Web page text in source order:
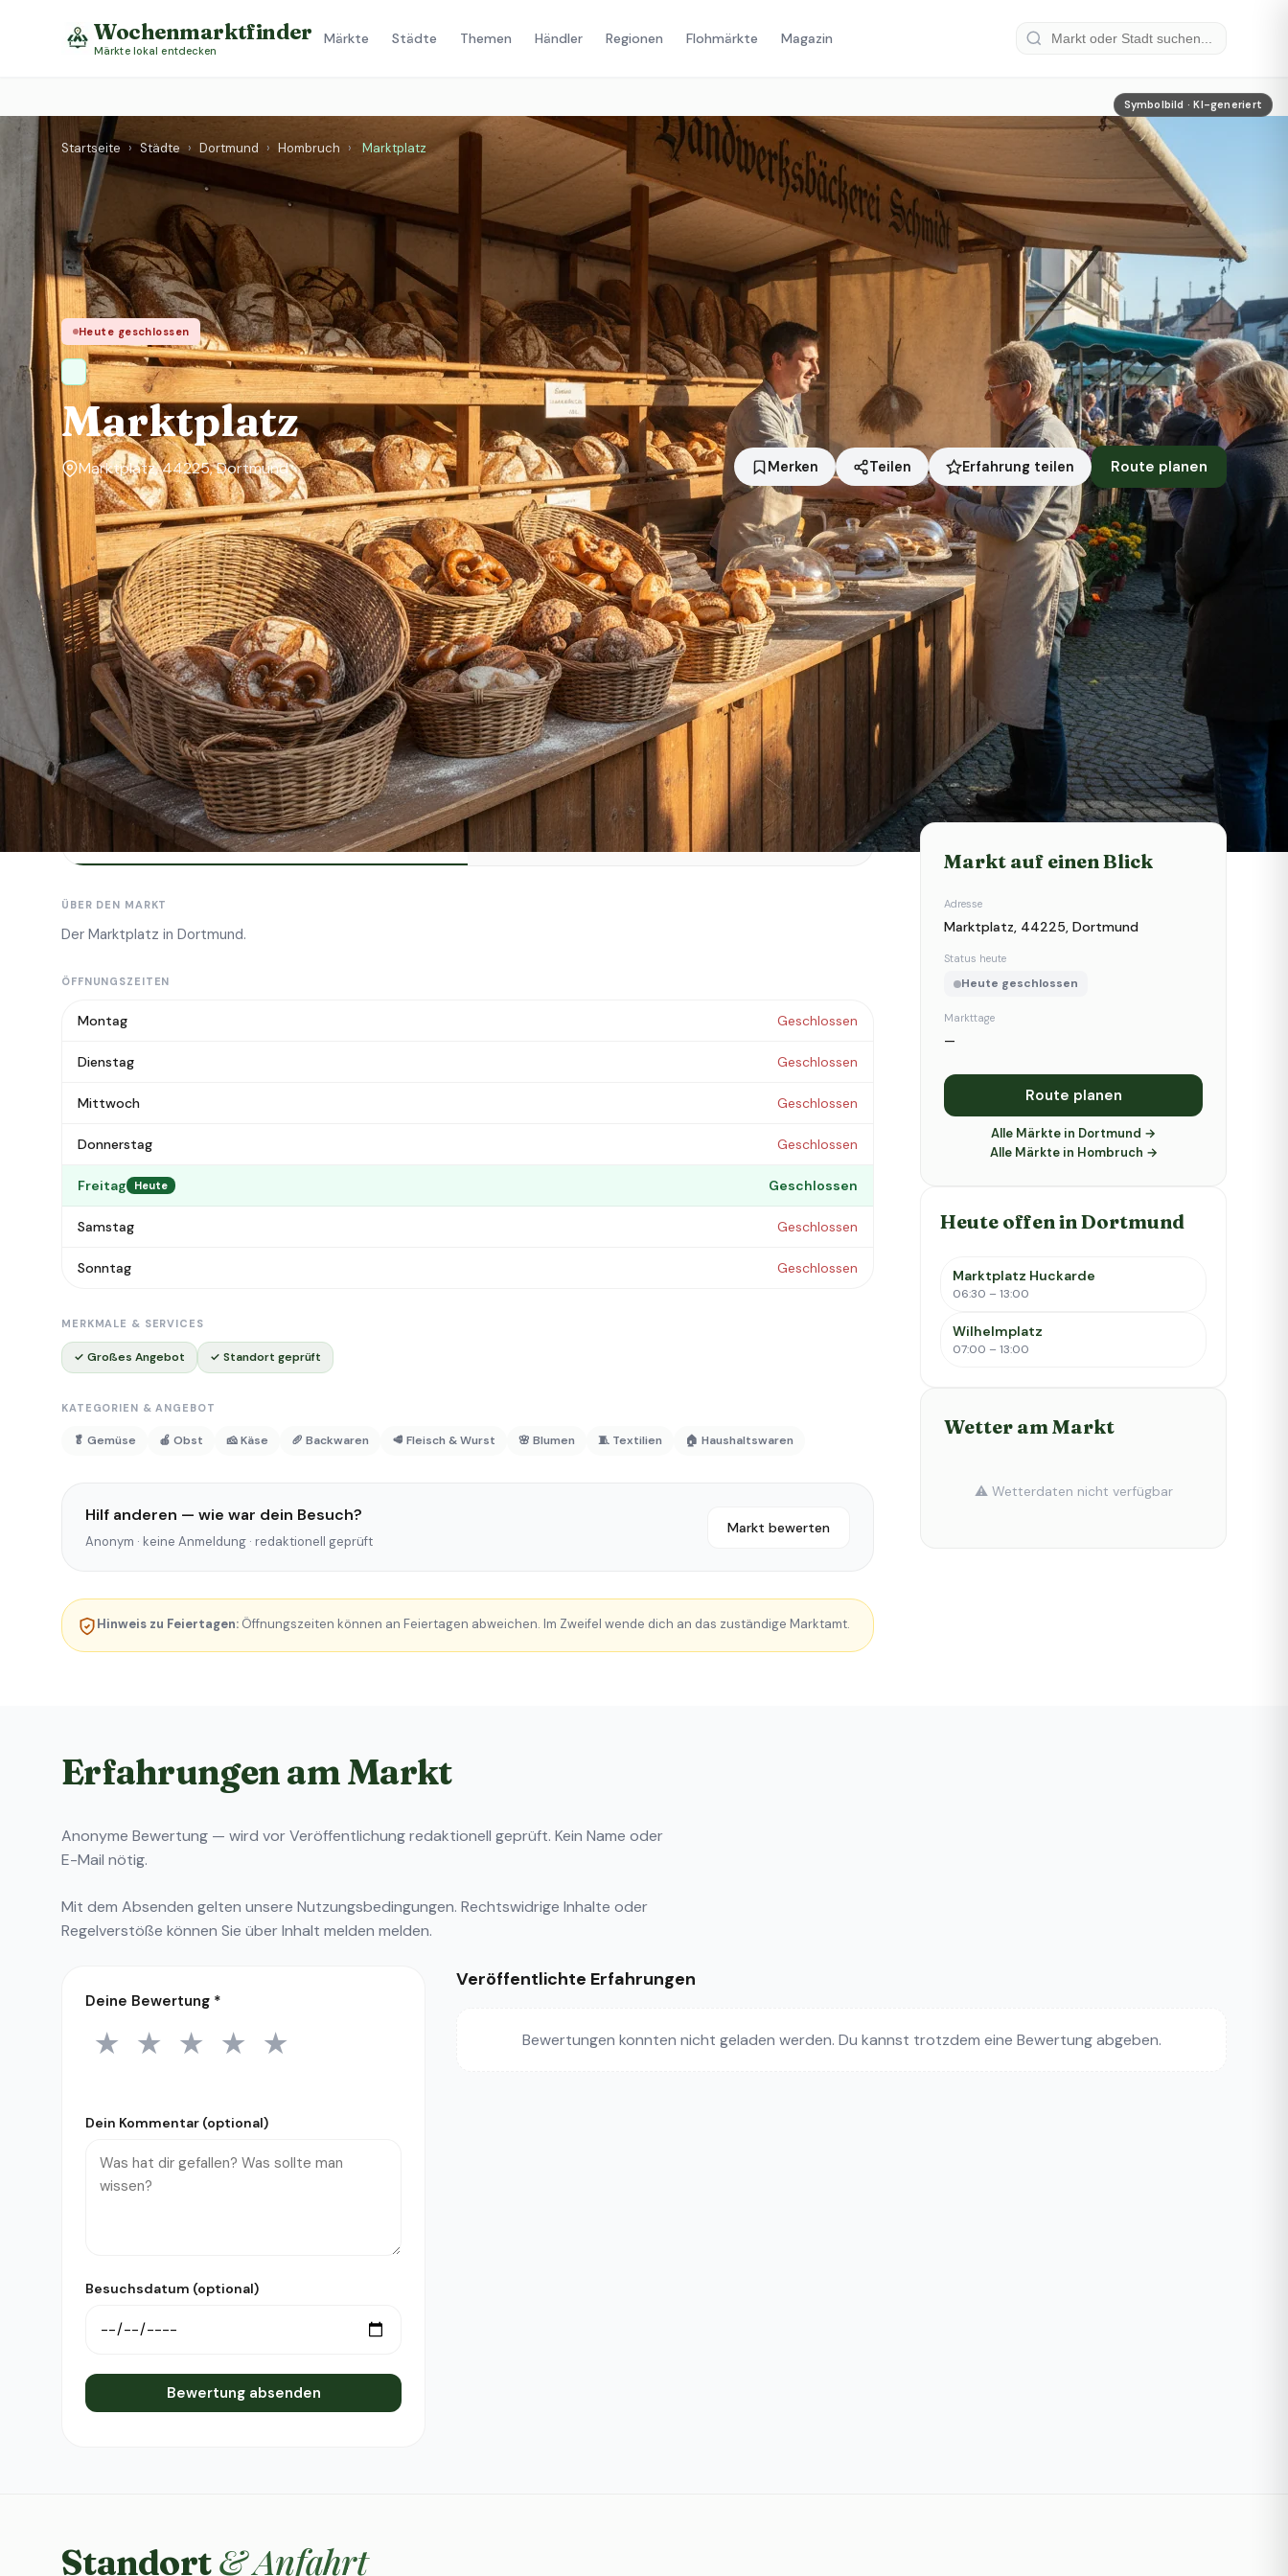
Wochenmarktfinder
Märkte lokal entdecken
Märkte Städte Themen Händler Regionen Flohmärkte Magazin
Symbolbild · KI-generiert
Startseite › Städte › Dortmund › Hombruch › Marktplatz
Heute geschlossen
Marktplatz
Marktplatz, 44225, Dortmund Merken Teilen Erfahrung teilen Route planen
Symbolbild · KI-generiert
Markttage
—
Standort
Dortmund
Status heute
Heute geschlossen
Über den Markt Händler
ÜBER DEN MARKT
Der Marktplatz in Dortmund.
ÖFFNUNGSZEITEN
Montag Geschlossen
Dienstag Geschlossen
Mittwoch Geschlossen
Donnerstag Geschlossen
Freitag Heute Geschlossen
Samstag Geschlossen
Sonntag Geschlossen
MERKMALE & SERVICES
✓ Großes Angebot ✓ Standort geprüft
KATEGORIEN & ANGEBOT
🥬 Gemüse 🍎 Obst 🧀 Käse 🥖 Backwaren 🥩 Fleisch & Wurst 🌸 Blumen 🧵 Textilien 🏠 Haushaltswaren
Hilf anderen — wie war dein Besuch?
Anonym · keine Anmeldung · redaktionell geprüft
Markt bewerten
Hinweis zu Feiertagen: Öffnungszeiten können an Feiertagen abweichen. Im Zweifel wende dich an das zuständige Marktamt.
Markt auf einen Blick
Adresse
Marktplatz, 44225, Dortmund
Status heute
Heute geschlossen
Markttage
—
Route planen
Alle Märkte in Dortmund →
Alle Märkte in Hombruch →
Heute offen in Dortmund
Marktplatz Huckarde
06:30 – 13:00
Wilhelmplatz
07:00 – 13:00
Wetter am Markt
⚠️ Wetterdaten nicht verfügbar
Erfahrungen am Markt
Anonyme Bewertung — wird vor Veröffentlichung redaktionell geprüft. Kein Name oder
E-Mail nötig.
Mit dem Absenden gelten unsere Nutzungsbedingungen. Rechtswidrige Inhalte oder
Regelverstöße können Sie überInhalt melden melden.
Deine Bewertung *
1 Stern
★ 2 Sterne
★ 3 Sterne
★ 4 Sterne
★ 5 Sterne
★
Dein Kommentar (optional)
Besuchsdatum (optional)
Bewertung absenden
Veröffentlichte Erfahrungen
Bewertungen konnten nicht geladen werden. Du kannst trotzdem eine Bewertung abgeben.
Standort& Anfahrt